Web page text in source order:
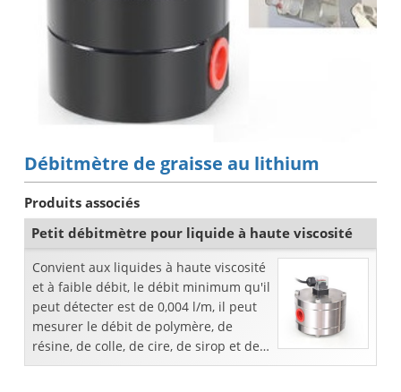
Débitmètre de graisse au lithium
Produits associés
Petit débitmètre pour liquide à haute viscosité
Convient aux liquides à haute viscosité
et à faible débit, le débit minimum qu'il
peut détecter est de 0,004 l/m, il peut
mesurer le débit de polymère, de
résine, de colle, de cire, de sirop et de
graisse.